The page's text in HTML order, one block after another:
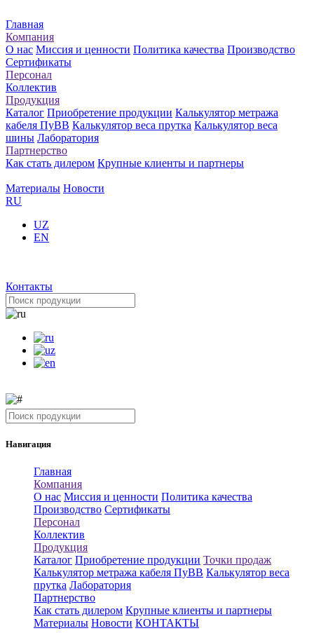
Главная
Компания
О нас Миссия и ценности Политика качества Производство
Сертификаты
Персонал
Коллектив
Продукция
Каталог Приобретение продукции Калькулятор метража
кабеля ПуВВ Калькулятор веса прутка Калькулятор веса
шины Лаборатория
Партнерство
Как стать дилером Крупные клиенты и партнеры
Материалы Новости
RU
UZ
EN
Контакты
Навигация
Главная
Компания
О нас Миссия и ценности Политика качества
Производство Сертификаты
Персонал
Коллектив
Продукция
Каталог Приобретение продукции Точки продаж
Калькулятор метража кабеля ПуВВ Калькулятор веса
прутка Лаборатория
Партнерство
Как стать дилером Крупные клиенты и партнеры
Материалы Новости КОНТАКТЫ